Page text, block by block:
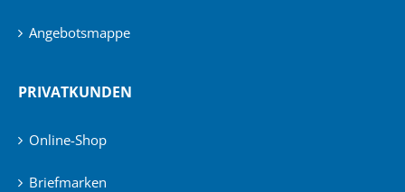
Angebotsmappe
PRIVATKUNDEN
Online-Shop
Briefmarken